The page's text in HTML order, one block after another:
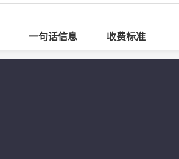
一句话信息 收费标准